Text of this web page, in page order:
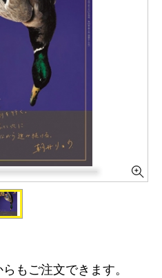
もご注文できます。